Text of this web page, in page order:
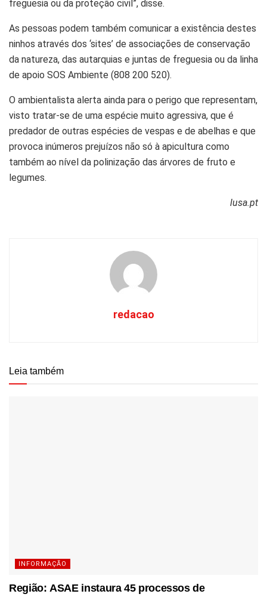
freguesia ou da proteção civil”, disse.
As pessoas podem também comunicar a existência destes
ninhos através dos ‘sites’ de associações de conservação
da natureza, das autarquias e juntas de freguesia ou da linha
de apoio SOS Ambiente (808 200 520).
O ambientalista alerta ainda para o perigo que representam,
visto tratar-se de uma espécie muito agressiva, que é
predador de outras espécies de vespas e de abelhas e que
provoca inúmeros prejuízos não só à apicultura como
também ao nível da polinização das árvores de fruto e
legumes.
lusa.pt
redacao
Leia também
INFORMAÇÃO
Região: ASAE instaura 45 processos de